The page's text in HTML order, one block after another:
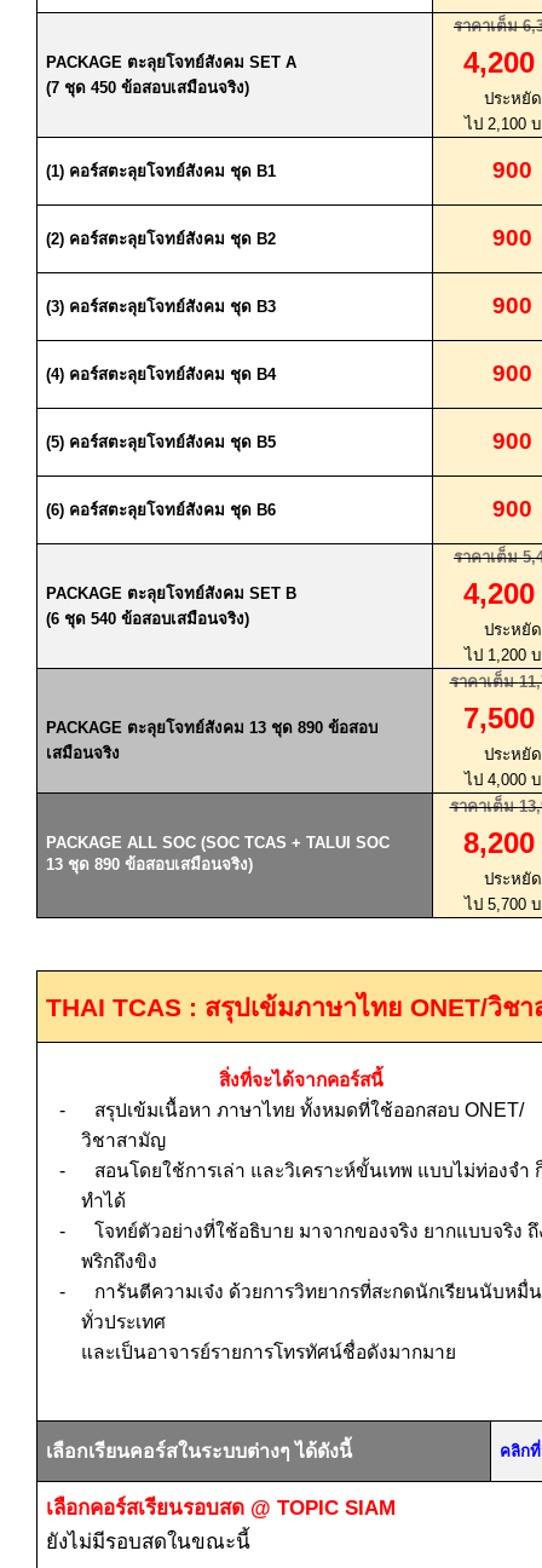
PACKAGE ตะลุยโจทย์สังคมSET A
(7 ชุด450ข้อสอบเสมือนจริง)
ราคาเต็ม
4,200
ประหยัด
ไป 2,100
(1) คอร์สตะลุยโจทย์สังคม ชุด B1 900
(2) คอร์สตะลุยโจทย์สังคม ชุด B2 900
(3) คอร์สตะลุยโจทย์สังคม ชุด B3 900
(4) คอร์สตะลุยโจทย์สังคม ชุด B4 900
(5) คอร์สตะลุยโจทย์สังคม ชุด B5 900
(6) คอร์สตะลุยโจทย์สังคม ชุด B6 900
PACKAGE ตะลุยโจทย์สังคมSET B
(6 ชุด 540ข้อสอบเสมือนจริง)
ราคาเต็ม
4,200
ประหยัด
ไป 1,200
PACKAGE ตะลุยโจทย์สังคม13 ชุด890ข้อสอบ
เสมือนจริง
ราคาเต็ม
7,500
ประหยัด
ไป 4,000
PACKAGE ALL SOC (SOC TCAS + TALUI SOC
13 ชุด890ข้อสอบเสมือนจริง)
ราคาเต็ม
8,200
ประหยัด
ไป 5,700
THAI TCAS : สรุปเข้มภาษาไทยONET/วิช
สิ่งที่จะได้จากคอร์สนี้
-
สรุปเข้มเนื้อหา ภาษาไทย ทั้งหมดที่ใช้ออกสอบ ONET/
วิชาสามัญ
-
สอนโดยใช้การเล่า และวิเคราะห์ขั้นเทพ แบบไม่ท่องจำ
ทำได้
-
โจทย์ตัวอย่างที่ใช้อธิบาย มาจากของจริง ยากแบบจริง ถึ
พริกถึงขิง
-
การันตีความเจ๋ง ด้วยการวิทยากรที่สะกดนักเรียนนับหมื่น
ทั่วประเทศ
และเป็นอาจารย์รายการโทรทัศน์ชื่อดังมากมาย
เลือกเรียนคอร์สในระบบต่างๆ ได้ดังนี้ คลิก
เลือกคอร์สเรียนรอบสด @ TOPIC SIAM
ยังไม่มีรอบสดในขณะนี้